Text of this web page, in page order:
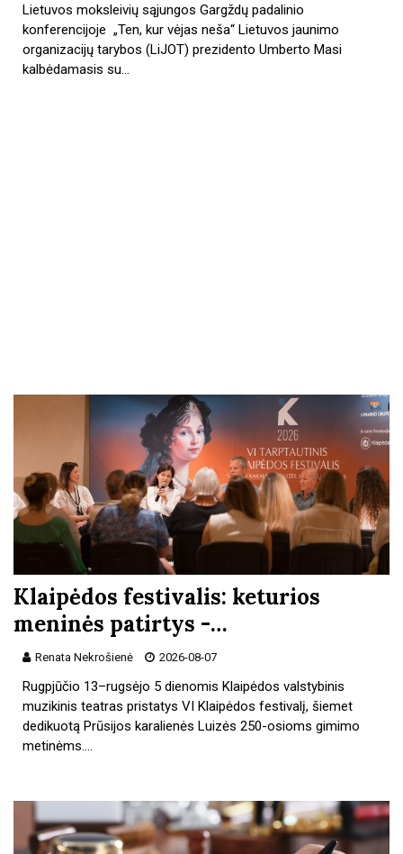
Lietuvos moksleivių sąjungos Gargždų padalinio
konferencijoje „Ten, kur vėjas neša“ Lietuvos jaunimo
organizacijų tarybos (LiJOT) prezidento Umberto Masi
kalbėdamasis su…
Klaipėdos festivalis: keturios
meninės patirtys -…
Renata Nekrošienė 2026-08-07
Rugpjūčio 13–rugsėjo 5 dienomis Klaipėdos valstybinis
muzikinis teatras pristatys VI Klaipėdos festivalį, šiemet
dedikuotą Prūsijos karalienės Luizės 250-osioms gimimo
metinėms.…